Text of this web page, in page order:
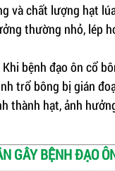
và chất lượng hạt
thường nhỏ, lép
Khi bệnh đạo ôn cổ
trổ bông bị gián
thành hạt, ảnh
GÂY BỆNH ĐẠO